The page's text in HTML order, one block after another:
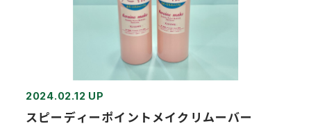
2024.02.12 UP
スピーディーポイントメイクリムーバー